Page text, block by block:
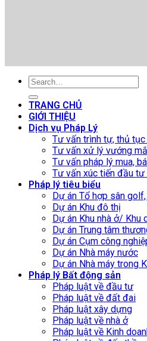
TRANG CHỦ
GIỚI THIỆU
Dịch vụ Pháp Lý
Tư vấn trình tự, thủ
Tư vấn xử lý vướng
Tư vấn pháp lý mua,
Tư vấn xúc tiến đầu tư
Pháp lý tiêu biểu
Dự án Tổ hợp sân
Dự án Khu đô thị
Dự án Khu nhà ở/ Khu
Dự án Trung tâm
Dự án Cụm công
Dự án Nhà máy nước
Dự án Nhà máy trong
Pháp lý Bất động sản
Pháp luật về đầu tư
Pháp luật về đất đai
Pháp luật xây dựng
Pháp luật về nhà ở
Pháp luật về Kinh